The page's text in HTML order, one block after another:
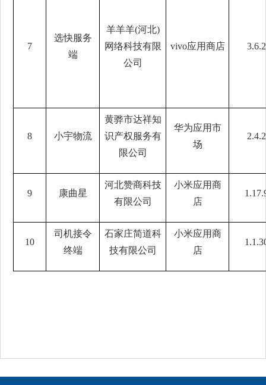
7
选快服务
端
羊羊羊(河北)
网络科技有限
公司
vivo应用商店 3.6.2
8 小宇物流
黄骅市达祥知
识产权服务有
限公司
华为应用市
场
2.4.2
9 康曲星
河北赞商科技
有限公司
小米应用商
店
10
司机接令
终端
石家庄简道科
技有限公司
小米应用商
店